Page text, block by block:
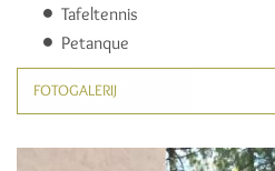
Tafeltennis
Petanque
FOTOGALERIJ